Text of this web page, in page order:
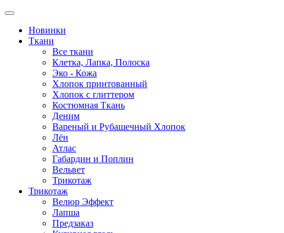
Новинки
Ткани
Все ткани
Клетка, Лапка, Полоска
Эко - Кожа
Хлопок принтованный
Хлопок с глиттером
Костюмная Ткань
Деним
Вареный и Рубашечный Хлопок
Лён
Атлас
Габардин и Поплин
Вельвет
Трикотаж
Трикотаж
Велюр Эффект
Лапша
Предзаказ